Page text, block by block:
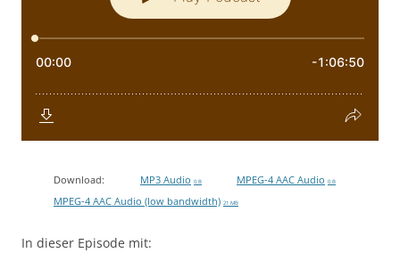
Download: MP3 Audio 0 B MPEG-4 AAC Audio 0 B
MPEG-4 AAC Audio (low bandwidth) 21 MB
In dieser Episode mit: